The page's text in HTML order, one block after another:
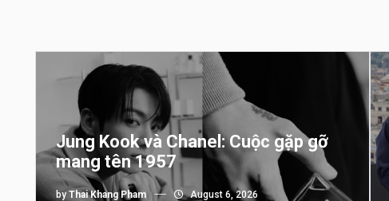
Jung Kook và Chanel: Cuộc gặp gỡ
mang tên 1957
by Thai Khang Pham August 6, 2026